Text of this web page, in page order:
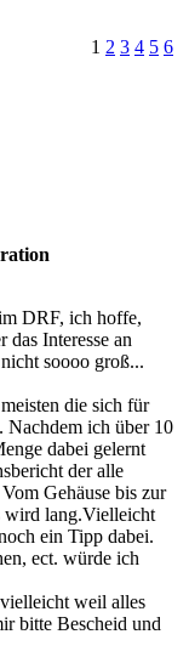
1 2 3 4 5 6
DRF, ich hoffe,
das Interesse an
soooo groß...
die sich für
Nachdem ich über 10
dabei gelernt
der alle
Gehäuse bis zur
wird lang.Vielleicht
ein Tipp dabei.
ect. würde ich
weil alles
bitte Bescheid und